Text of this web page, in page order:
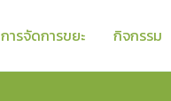
การจัดการขยะ กิจกรรม